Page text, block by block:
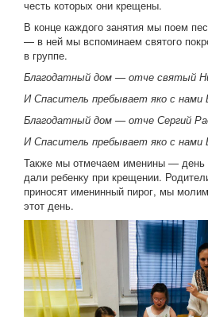
честь которых они крещены.
В конце каждого занятия мы поем
— в ней мы вспоминаем святого
в группе.
Благодатный дом — отче святый
И Спаситель пребывает яко с нами
Благодатный дом — отче Сергий
И Спаситель пребывает яко с нами
Также мы отмечаем именины — день
дали ребенку при крещении.
приносят именинный пирог, мы
этот день.